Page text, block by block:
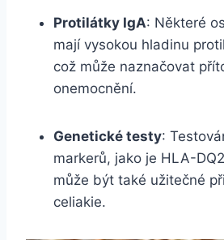
Protilátky IgA: Některé
mají vysokou hladinu
což může naznačovat
onemocnění.
Genetické testy:
markerů, jako je HLA-
může být také užitečné
celiakie.